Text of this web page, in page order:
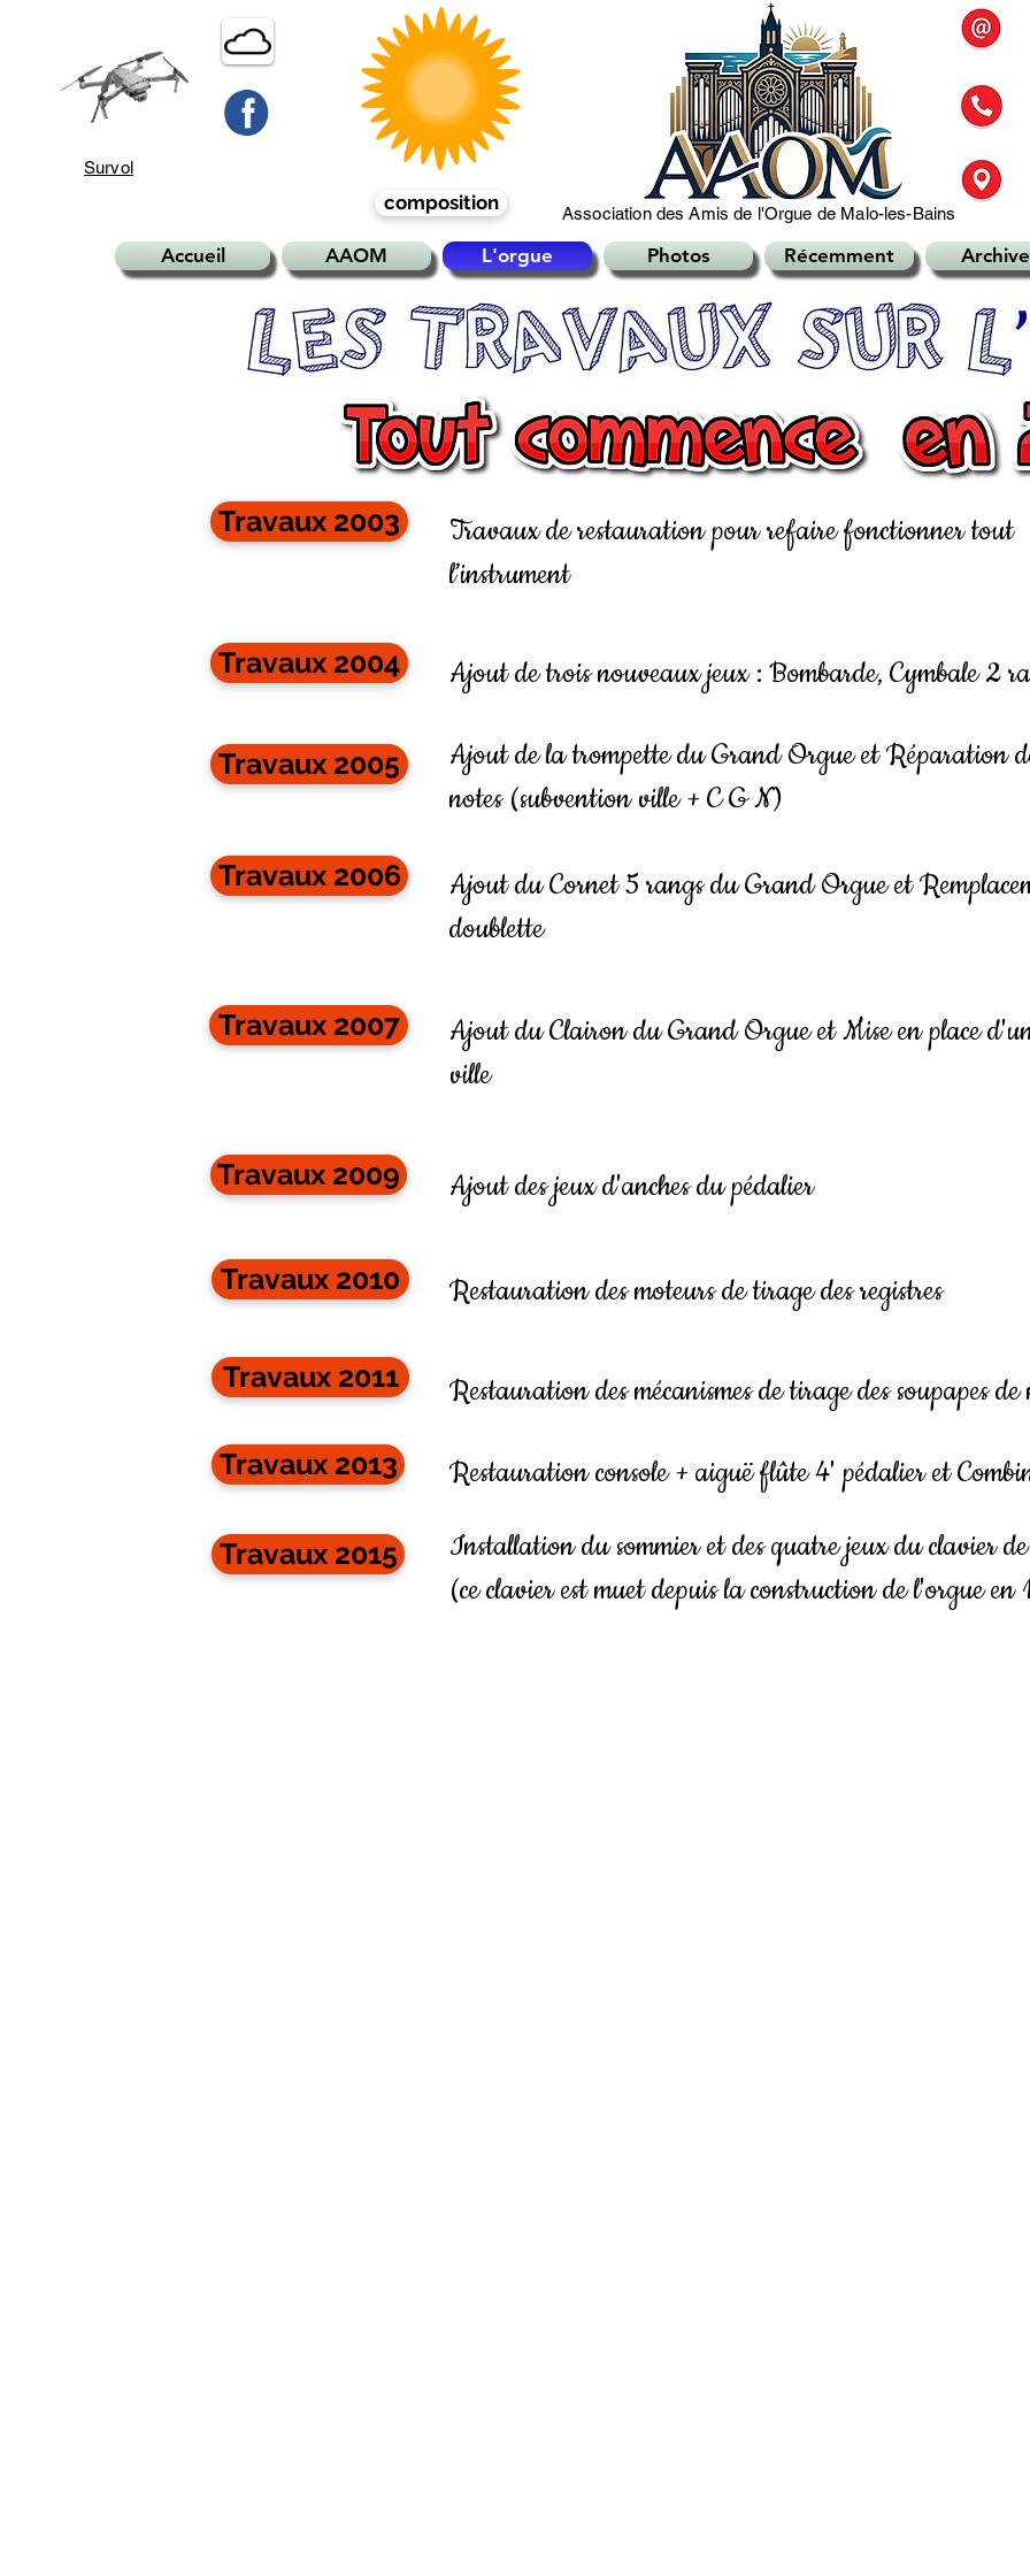
Survol
composition Association des Amis de l'Orgue de Malo-les-Bains
Accueil AAOM L'orgue Photos Récemment
Travaux 2003
Travaux de restauration pour refaire fonctionner tout
l’instrument
Travaux 2004 Ajout de trois nouveaux jeux : Bombarde, Cymbale 2
Travaux 2005
Ajout de la trompette du Grand Orgue et Réparation
notes (subvention ville + C G N)
Travaux 2006
Ajout du Cornet 5 rangs du Grand Orgue et
doublette
Travaux 2007
Ajout du Clairon du Grand Orgue et Mise en place
ville
Travaux 2009 Ajout des jeux d'anches du pédalier
Travaux 2010 Restauration des moteurs de tirage des registres
Travaux 2011 Restauration des mécanismes de tirage des soupapes de
Travaux 2013
Travaux 2015
Restauration console + aiguë flûte 4' pédalier et
Installation du sommier et des quatre jeux du clavier
(ce clavier est muet depuis la construction de l'orgue en